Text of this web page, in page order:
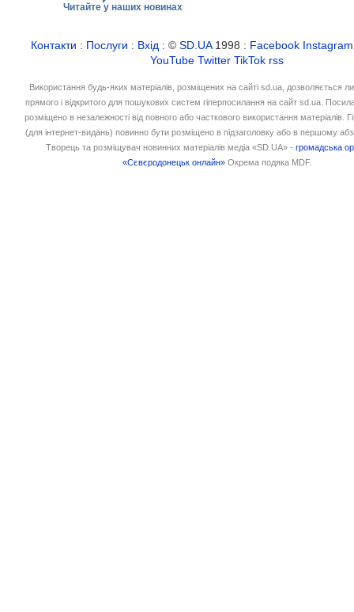
Читайте у наших новинах
Контакти : Послуги : Вхід : ©SD.UA1998 : Facebook Instagram
YouTube Twitter TikTok rss
Використання будь-яких матеріалів, розміщених на сайті sd.ua, дозволяється
прямого і відкритого для пошукових систем гіперпосилання на сайт sd.ua.
розміщено в незалежності від повного або часткового використання матеріалів.
(для інтернет-видань) повинно бути розміщено в підзаголовку або в першому
Творець та розміщувач новинних матеріалів медіа «SD.UA» -громадська
«Сєвєродонецьк онлайн» Окрема подяка MDF.